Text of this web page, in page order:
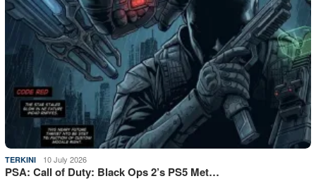
TERKINI 10 July 2026
PSA: Call of Duty: Black Ops 2’s PS5 Met…